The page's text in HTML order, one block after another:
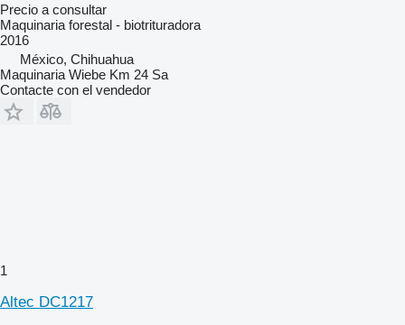
Precio a consultar
Maquinaria forestal - biotrituradora
2016
México, Chihuahua
Maquinaria Wiebe Km 24 Sa
Contacte con el vendedor
1
Altec DC1217